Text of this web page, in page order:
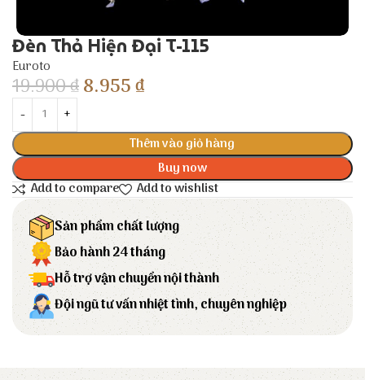
Đèn Thả Hiện Đại T-115
Euroto
19.900₫8.955₫
Thêm vào giỏ hàng
Buy now
Add to compare
Add to wishlist
Sản phẩm chất lượng
Bảo hành 24 tháng
Hỗ trợ vận chuyển nội thành
Đội ngũ tư vấn nhiệt tình, chuyên nghiệp